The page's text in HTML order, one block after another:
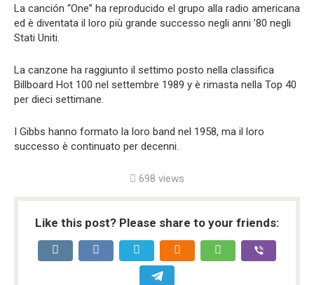
La canción “One” ha reproducido el grupo alla radio americana
ed è diventata il loro più grande successo negli anni ’80 negli
Stati Uniti.
La canzone ha raggiunto il settimo posto nella classifica
Billboard Hot 100 nel settembre 1989 y è rimasta nella Top 40
per dieci settimane.
I Gibbs hanno formato la loro band nel 1958, ma il loro
successo è continuato per decenni.
698 views
Like this post? Please share to your friends: